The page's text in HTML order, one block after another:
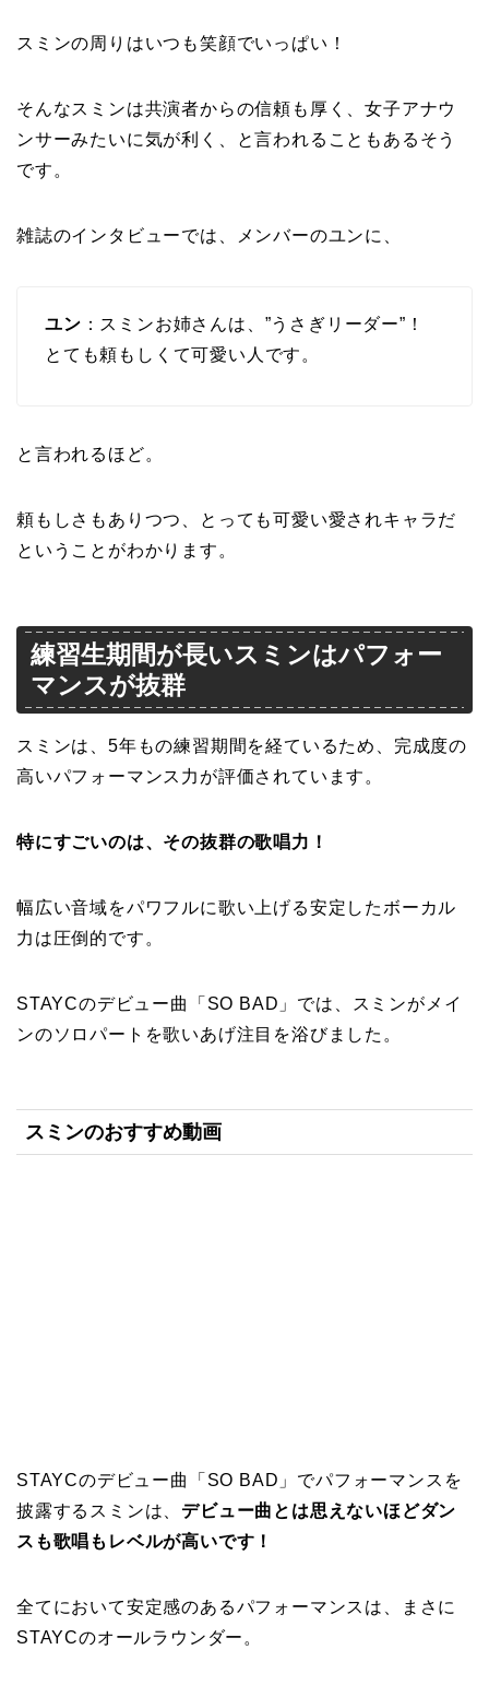
スミンの周りはいつも笑顔でいっぱい！
そんなスミンは共演者からの信頼も厚く、女子アナウ
ンサーみたいに気が利く、と言われることもあるそう
です。
雑誌のインタビューでは、メンバーのユンに、
ユン ：スミンお姉さんは、”うさぎリーダー”！
とても頼もしくて可愛い人です。
と言われるほど。
頼もしさもありつつ、とっても可愛い愛されキャラだ
ということがわかります。
練習生期間が長いスミンはパフォー
マンスが抜群
スミンは、5年もの練習期間を経ているため、完成度の
高いパフォーマンス力が評価されています。
特にすごいのは、その抜群の歌唱力！
幅広い音域をパワフルに歌い上げる安定したボーカル
力は圧倒的です。
STAYCのデビュー曲「SO BAD」では、スミンがメイ
ンのソロパートを歌いあげ注目を浴びました。
スミンのおすすめ動画
STAYCのデビュー曲「SO BAD」でパフォーマンスを
披露するスミンは、 デビュー曲とは思えないほどダン
スも歌唱もレベルが高いです！
全てにおいて安定感のあるパフォーマンスは、まさに
STAYCのオールラウンダー。